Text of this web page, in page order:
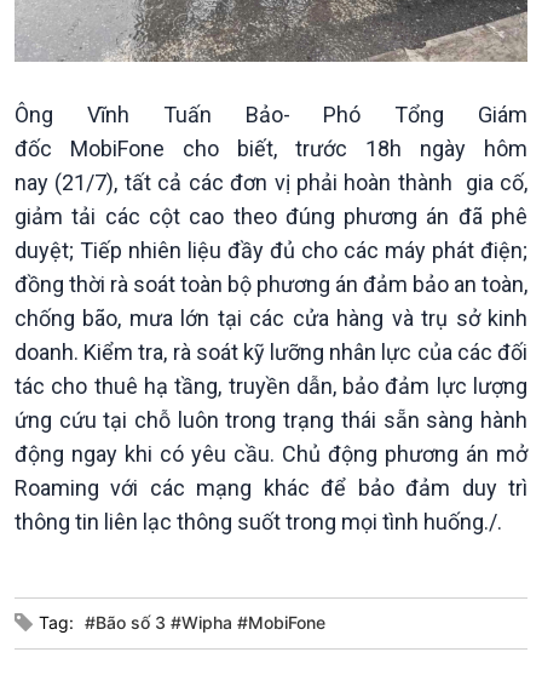
Văn hoá & Du lịch
Tin Văn hoá & Du lịch
Chát với người nổi tiếng
Câu chuyện Thể thao
Multimedia
Ảnh
Video
Infographic
E-Magazine
Podcast
Góc nhìn VOV1
Ông Vĩnh Tuấn Bảo- Phó Tổng Giám
đốc MobiFone cho biết, trước 18h ngày hôm
nay (21/7), tất cả các đơn vị phải hoàn thành gia cố,
giảm tải các cột cao theo đúng phương án đã phê
duyệt; Tiếp nhiên liệu đầy đủ cho các máy phát điện;
đồng thời rà soát toàn bộ phương án đảm bảo an toàn,
chống bão, mưa lớn tại các cửa hàng và trụ sở kinh
doanh. Kiểm tra, rà soát kỹ lưỡng nhân lực của các đối
tác cho thuê hạ tầng, truyền dẫn, bảo đảm lực lượng
ứng cứu tại chỗ luôn trong trạng thái sẵn sàng hành
động ngay khi có yêu cầu. Chủ động phương án mở
Roaming với các mạng khác để bảo đảm duy trì
thông tin liên lạc thông suốt trong mọi tình huống./.
Tag: #Bão số 3 #Wipha #MobiFone